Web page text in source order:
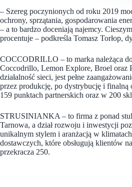
– Szereg poczynionych od roku 2019
ochrony, sprzątania, gospodarowania
– a to bardzo doceniają najemcy.
procentuje – podkreśla Tomasz Torłop,
COCCODRILLO – to marka należąca
Coccodrillo, Lemon Explore, Broel oraz
działalność sieci, jest pełne
przez produkcję, po dystrybucję i finalną
159 punktach partnerskich oraz w 200
STRUSINIANKA – to firma z ponad
Tarnowa, a dział rozwoju i inwestycji
unikalnym stylem i aranżacją w
dostawczych, które obsługują klientów
przekracza 250.